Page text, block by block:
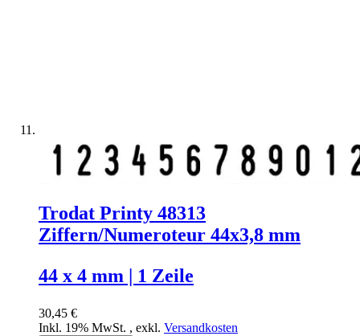
Trodat Printy 48313
Ziffern/Numeroteur 44x3,8 mm
44 x 4 mm | 1 Zeile
30,45 €
Inkl. 19% MwSt. , exkl. Versandkosten